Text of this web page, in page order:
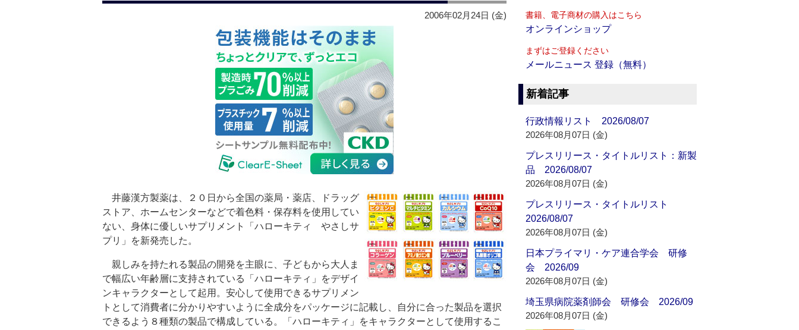
2006年02月24日 (金)
井藤漢方製薬は、２０日から全国の薬局・薬店、ドラッグ
ストア、ホームセンターなどで着色料・保存料を使用してい
ない、身体に優しいサプリメント「ハローキティ やさしサ
プリ」を新発売した。
親しみを持たれる製品の開発を主眼に、子どもから大人ま
で幅広い年齢層に支持されている「ハローキティ」をデザイ
ンキャラクターとして起用。安心して使用できるサプリメン
トとして消費者に分かりやすいように全成分をパッケージに記載し、自分に合った製品を選択
できるよう８種類の製品で構成している。「ハローキティ」をキャラクターとして使用するこ
書籍、電子商材の購入はこちら
オンラインショップ
まずはご登録ください
メールニュース 登録（無料）
新着記事
行政情報リスト 2026/08/07
2026年08月07日 (金)
プレスリリース・タイトルリスト：新製
品 2026/08/07
2026年08月07日 (金)
プレスリリース・タイトルリスト
2026/08/07
2026年08月07日 (金)
日本プライマリ・ケア連合学会 研修
会 2026/09
2026年08月07日 (金)
埼玉県病院薬剤師会 研修会 2026/09
2026年08月07日 (金)